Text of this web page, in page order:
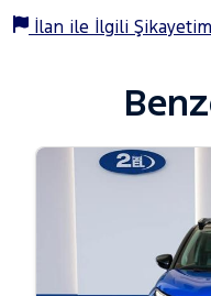
İlan ile İlgili